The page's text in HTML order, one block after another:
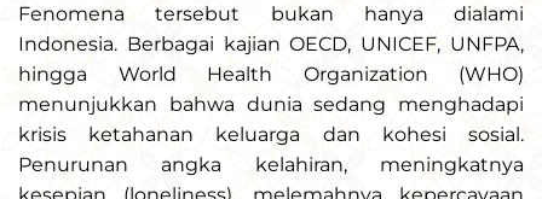
Fenomena tersebut bukan hanya dialami
Indonesia. Berbagai kajian OECD, UNICEF, UNFPA,
hingga World Health Organization (WHO)
menunjukkan bahwa dunia sedang menghadapi
krisis ketahanan keluarga dan kohesi sosial.
Penurunan angka kelahiran, meningkatnya